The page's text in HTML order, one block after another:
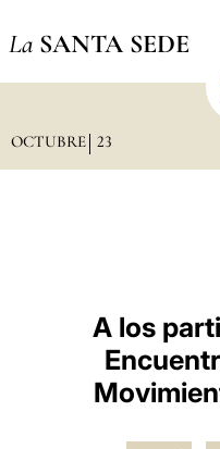
La SANTA SEDE
OCTUBRE 23
A los